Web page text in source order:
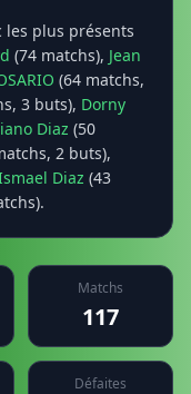
les plus présents
(74 matchs), Jean
(64 matchs,
3 buts), Dorny
Diaz (50
2 buts),
Diaz (43
Matchs
117
Défaites